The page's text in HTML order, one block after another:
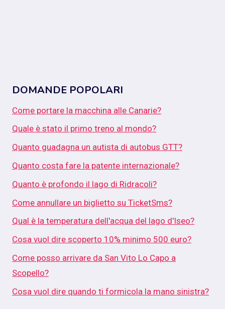
DOMANDE POPOLARI
Come portare la macchina alle Canarie?
Quale è stato il primo treno al mondo?
Quanto guadagna un autista di autobus GTT?
Quanto costa fare la patente internazionale?
Quanto è profondo il lago di Ridracoli?
Come annullare un biglietto su TicketSms?
Qual è la temperatura dell'acqua del lago d'Iseo?
Cosa vuol dire scoperto 10% minimo 500 euro?
Come posso arrivare da San Vito Lo Capo a
Scopello?
Cosa vuol dire quando ti formicola la mano sinistra?